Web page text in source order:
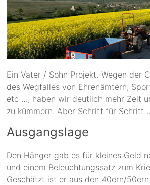
Ein Vater / Sohn Projekt. Wegen der
des Wegfalles von Ehrenämtern,
etc …, haben wir deutlich mehr Zeit
zu kümmern. Aber Schritt für Schritt
Ausgangslage
Den Hänger gab es für kleines Geld
und einem Beleuchtungssatz zum
Geschätzt ist er aus den 40ern/